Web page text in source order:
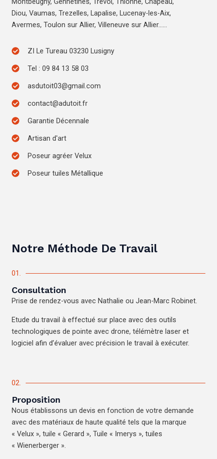
Diou, Vaumas, Trezelles, Lapalise, Lucenay-les-Aix,
Avermes, Toulon sur Allier, Villeneuve sur Allier……
ZI Le Tureau 03230 Lusigny
Tel : 09 84 13 58 03
asdutoit03@gmail.com
contact@adutoit.fr
Garantie Décennale
Artisan d'art
Poseur agréer Velux
Poseur tuiles Métallique
Notre Méthode De Travail
01.
Consultation
Prise de rendez-vous avec Nathalie ou Jean-Marc Robinet.
Etude du travail à effectué sur place avec des outils
technologiques de pointe avec drone, télémètre laser et
logiciel afin d’évaluer avec précision le travail à exécuter.
02.
Proposition
Nous établissons un devis en fonction de votre demande
avec des matériaux de haute qualité tels que la marque
« Velux », tuile « Gerard », Tuile « Imerys », tuiles
« Wienerberger ».